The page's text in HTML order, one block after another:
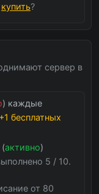
купить?
сервер в
) каждые
+1 бесплатных
(активно)
5 / 10.
от 80